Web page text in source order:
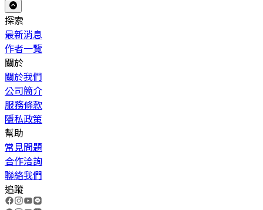
探索
最新消息
作者一覽
關於
關於我們
公司簡介
服務條款
隱私政策
幫助
常見問題
合作洽詢
聯絡我們
追蹤